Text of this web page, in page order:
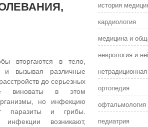
вторгаются в тело,
и вызывая различные
до серьезных
виноваты в этом
но инфекцию
паразиты и грибы.
инфекции возникают,
история
кардиология
медицина и
неврология и
ортопедия
офтальмология
педиатрия